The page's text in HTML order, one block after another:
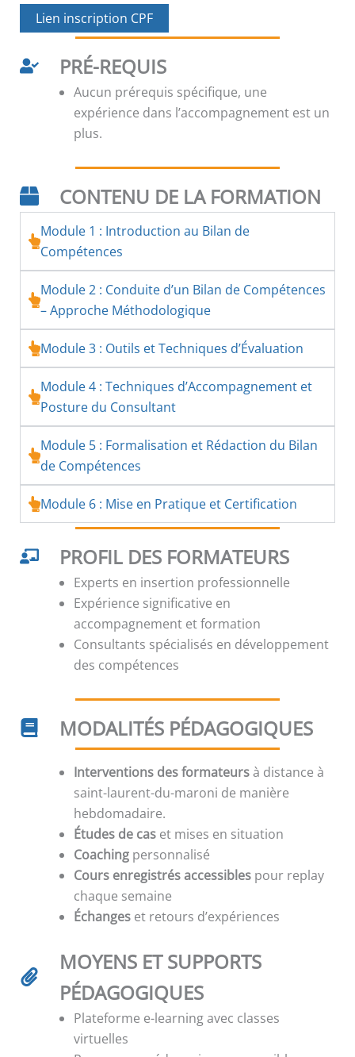
Lien inscription CPF
PRÉ-REQUIS
Aucun prérequis spécifique, une
expérience dans l’accompagnement est un
plus.
CONTENU DE LA FORMATION
Module 1 : Introduction au Bilan de
Compétences
Module 2 : Conduite d’un Bilan de Compétences
– Approche Méthodologique
Module 3 : Outils et Techniques d’Évaluation
Module 4 : Techniques d’Accompagnement et
Posture du Consultant
Module 5 : Formalisation et Rédaction du Bilan
de Compétences
Module 6 : Mise en Pratique et Certification
PROFIL DES FORMATEURS
Experts en insertion professionnelle
Expérience significative en
accompagnement et formation
Consultants spécialisés en développement
des compétences
MODALITÉS PÉDAGOGIQUES
Interventions des formateursà distance à
saint-laurent-du-maroni de manière
hebdomadaire.
Études de cas et mises en situation
Coaching personnalisé
Cours enregistrés accessibles pour replay
chaque semaine
Échanges et retours d’expériences
MOYENS ET SUPPORTS
PÉDAGOGIQUES
Plateforme e-learning avec classes
virtuelles